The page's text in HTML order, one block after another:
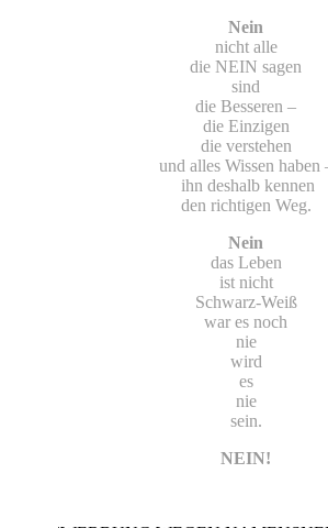
Nein
nicht alle
die NEIN sagen
sind
die Besseren –
die Einzigen
die verstehen
und alles Wissen haben
ihn deshalb kennen
den richtigen Weg.
Nein
das Leben
ist nicht
Schwarz-Weiß
war es noch
nie
wird
es
nie
sein.
NEIN!